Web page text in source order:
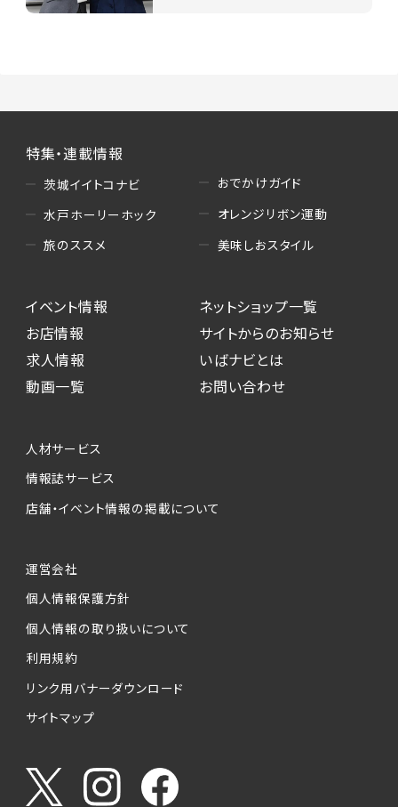
特集・連載情報
茨城イイトコナビ
水戸ホーリーホック
旅のススメ
おでかけガイド
オレンジリボン運動
美味しおスタイル
イベント情報
お店情報
求人情報
動画一覧
ネットショップ一覧
サイトからのお知らせ
いばナビとは
お問い合わせ
人材サービス
情報誌サービス
店舗・イベント情報の掲載について
運営会社
個人情報保護方針
個人情報の取り扱いについて
利用規約
リンク用バナーダウンロード
サイトマップ